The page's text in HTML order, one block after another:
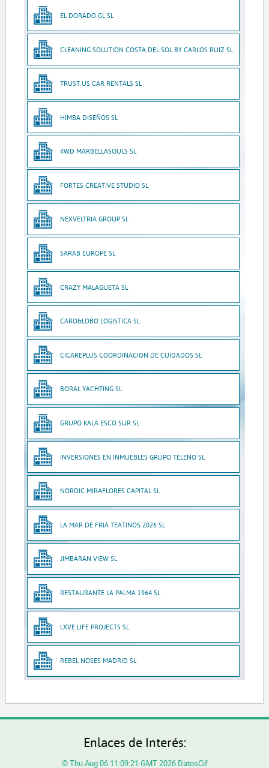
EL DORADO GL SL
CLEANING SOLUTION COSTA DEL SOL BY CARLOS RUIZ SL
TRUST US CAR RENTALS SL
HIMBA DISEÑOS SL
4WD MARBELLASOULS SL
FORTES CREATIVE STUDIO SL
NEXVELTRIA GROUP SL
SARAB EUROPE SL
CRAZY MALAGUETA SL
CARO&LOBO LOGISTICA SL
CICAREPLUS COORDINACION DE CUIDADOS SL
BORAL YACHTING SL
GRUPO KALA ESCO SUR SL
INVERSIONES EN INMUEBLES GRUPO TELENO SL
NORDIC MIRAFLORES CAPITAL SL
LA MAR DE FRIA TEATINOS 2026 SL
JIMBARAN VIEW SL
RESTAURANTE LA PALMA 1964 SL
LXVE LIFE PROJECTS SL
REBEL NOSES MADRID SL
Enlaces de Interés:
© Thu Aug 06 11:09:21 GMT 2026 DatosCif